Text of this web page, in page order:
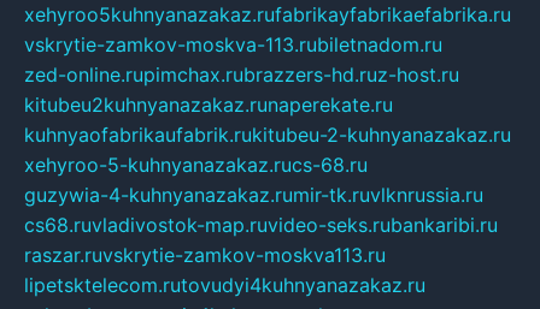
xehyroo5kuhnyanazakaz.rufabrikayfabrikaefabrika.ru
vskrytie-zamkov-moskva-113.rubiletnadom.ru
zed-online.rupimchax.rubrazzers-hd.ruz-host.ru
kitubeu2kuhnyanazakaz.runaperekate.ru
kuhnyaofabrikaufabrik.rukitubeu-2-kuhnyanazakaz.ru
xehyroo-5-kuhnyanazakaz.rucs-68.ru
guzywia-4-kuhnyanazakaz.rumir-tk.ruvlknrussia.ru
cs68.ruvladivostok-map.ruvideo-seks.rubankaribi.ru
raszar.ruvskrytie-zamkov-moskva113.ru
lipetsktelecom.rutovudyi4kuhnyanazakaz.ru